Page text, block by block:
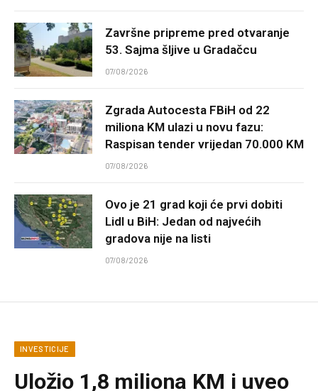
Završne pripreme pred otvaranje
53. Sajma šljive u Gradačcu
07/08/2026
Zgrada Autocesta FBiH od 22
miliona KM ulazi u novu fazu:
Raspisan tender vrijedan 70.000 KM
07/08/2026
Ovo je 21 grad koji će prvi dobiti
Lidl u BiH: Jedan od najvećih
gradova nije na listi
07/08/2026
INVESTICIJE
Uložio 1,8 miliona KM i uveo